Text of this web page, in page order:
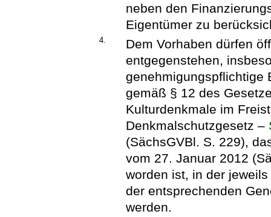
neben den
Eigentümer zu
4.
Dem Vorhaben dürfen
entgegenstehen,
genehmigungspflichtige
gemäß § 12 des
Kulturdenkmale im
Denkmalschutzgesetz –
(SächsGVBl. S. 229),
vom 27. Januar 2012
worden ist, in der
der entsprechenden
werden.